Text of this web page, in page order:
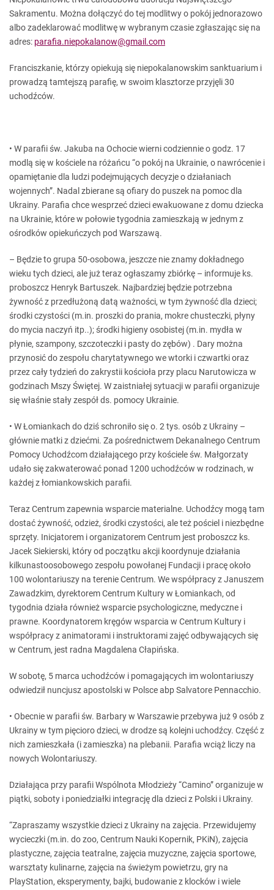
Sakramentu. Można dołączyć do tej modlitwy o pokój jednorazowo
albo zadeklarować modlitwę w wybranym czasie zgłaszając się na
adres: parafia.niepokalanow@gmail.com
Franciszkanie, którzy opiekują się niepokalanowskim sanktuarium i
prowadzą tamtejszą parafię, w swoim klasztorze przyjęli 30
uchodźców.
• W parafii św. Jakuba na Ochocie wierni codziennie o godz. 17
modlą się w kościele na różańcu “o pokój na Ukrainie, o nawrócenie i
opamiętanie dla ludzi podejmujących decyzje o działaniach
wojennych”. Nadal zbierane są ofiary do puszek na pomoc dla
Ukrainy. Parafia chce wesprzeć dzieci ewakuowane z domu dziecka
na Ukrainie, które w połowie tygodnia zamieszkają w jednym z
ośrodków opiekuńczych pod Warszawą.
– Będzie to grupa 50-osobowa, jeszcze nie znamy dokładnego
wieku tych dzieci, ale już teraz ogłaszamy zbiórkę – informuje ks.
proboszcz Henryk Bartuszek. Najbardziej będzie potrzebna
żywność z przedłużoną datą ważności, w tym żywność dla dzieci;
środki czystości (m.in. proszki do prania, mokre chusteczki, płyny
do mycia naczyń itp..); środki higieny osobistej (m.in. mydła w
płynie, szampony, szczoteczki i pasty do zębów) . Dary można
przynosić do zespołu charytatywnego we wtorki i czwartki oraz
przez cały tydzień do zakrystii kościoła przy placu Narutowicza w
godzinach Mszy Świętej. W zaistniałej sytuacji w parafii organizuje
się właśnie stały zespół ds. pomocy Ukrainie.
• W Łomiankach do dziś schroniło się o. 2 tys. osób z Ukrainy –
głównie matki z dziećmi. Za pośrednictwem Dekanalnego Centrum
Pomocy Uchodźcom działającego przy kościele św. Małgorzaty
udało się zakwaterować ponad 1200 uchodźców w rodzinach, w
każdej z łomiankowskich parafii.
Teraz Centrum zapewnia wsparcie materialne. Uchodźcy mogą tam
dostać żywność, odzież, środki czystości, ale też pościel i niezbędne
sprzęty. Inicjatorem i organizatorem Centrum jest proboszcz ks.
Jacek Siekierski, który od początku akcji koordynuje działania
kilkunastoosobowego zespołu powołanej Fundacji i pracę około
100 wolontariuszy na terenie Centrum. We współpracy z Januszem
Zawadzkim, dyrektorem Centrum Kultury w Łomiankach, od
tygodnia działa również wsparcie psychologiczne, medyczne i
prawne. Koordynatorem kręgów wsparcia w Centrum Kultury i
współpracy z animatorami i instruktorami zajęć odbywających się
w Centrum, jest radna Magdalena Cłapińska.
W sobotę, 5 marca uchodźców i pomagających im wolontariuszy
odwiedził nuncjusz apostolski w Polsce abp Salvatore Pennacchio.
• Obecnie w parafii św. Barbary w Warszawie przebywa już 9 osób z
Ukrainy w tym pięcioro dzieci, w drodze są kolejni uchodźcy. Część z
nich zamieszkała (i zamieszka) na plebanii. Parafia wciąż liczy na
nowych Wolontariuszy.
Działająca przy parafii Wspólnota Młodzieży “Camino” organizuje w
piątki, soboty i poniedziałki integrację dla dzieci z Polski i Ukrainy.
“Zapraszamy wszystkie dzieci z Ukrainy na zajęcia. Przewidujemy
wycieczki (m.in. do zoo, Centrum Nauki Kopernik, PKiN), zajęcia
plastyczne, zajęcia teatralne, zajęcia muzyczne, zajęcia sportowe,
warsztaty kulinarne, zajęcia na świeżym powietrzu, gry na
PlayStation, eksperymenty, bajki, budowanie z klocków i wiele